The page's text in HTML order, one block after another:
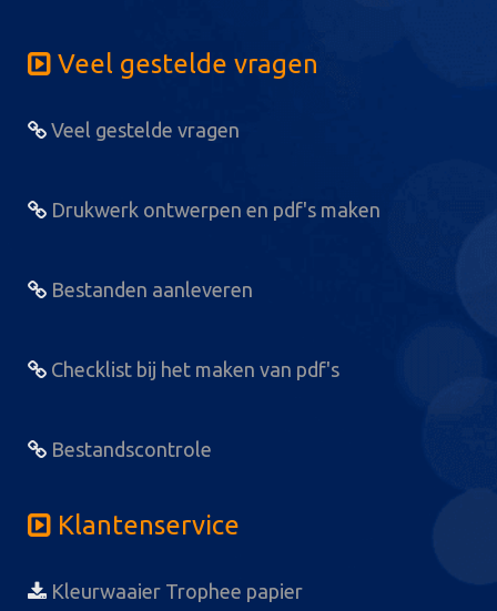
Veel gestelde vragen
Veel gestelde vragen
Drukwerk ontwerpen en pdf's maken
Bestanden aanleveren
Checklist bij het maken van pdf's
Bestandscontrole
Klantenservice
Kleurwaaier Trophee papier